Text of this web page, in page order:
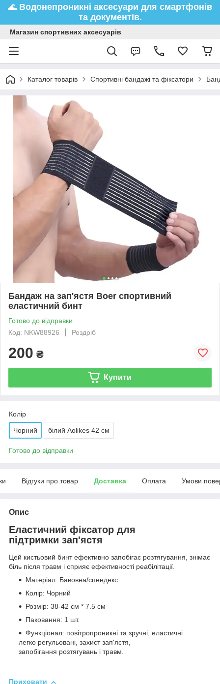
🌊 Водонепроникні аксесуари для смартфонів
та документів.
Магазин спортивних аксесуарів
Каталог товарів Спортивні бандажі та фіксатори
Бандаж на зап'ястя Boer спортивний
еластичний бинт
Готово до відправки
Код: NKW88926
Роздріб
200 ₴
Купити
Колір
Чорний білий Aolikes 42 см
Готово до відправки
Відгуки про товар Доставка Оплата Умови
Опис
Еластичний фіксатор для
підтримки зап'ястя
Цей кистьовий бинт ефективно запобігає розтягування, знімає
біль після травм і сприяє ефективності реабілітації.
Матеріал: Бавовна/спендекс
Колір: Чорний
Розмір: 38-42 см * 7.5 см
Паковання: 1 шт.
Функціонал: повітропроникні та зручні, еластичні
легко регульовані, захист зап'ястя,
запобігання розтягувань і травм.
Приховати